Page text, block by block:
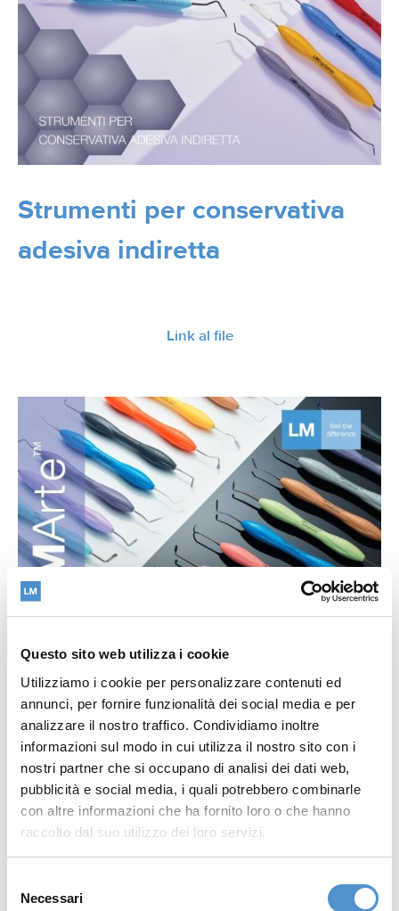
Questo sito web utilizza i cookie
Utilizziamo i cookie per personalizzare contenuti ed
annunci, per fornire funzionalità dei social media e per
analizzare il nostro traffico. Condividiamo inoltre
informazioni sul modo in cui utilizza il nostro sito con i
nostri partner che si occupano di analisi dei dati web,
pubblicità e social media, i quali potrebbero combinarle
con altre informazioni che ha fornito loro o che hanno
raccolto dal suo utilizzo dei loro servizi.
delNecessari
Strumenti per conservativa
adesiva indiretta
Link al file
LM-Arte™
Link al file